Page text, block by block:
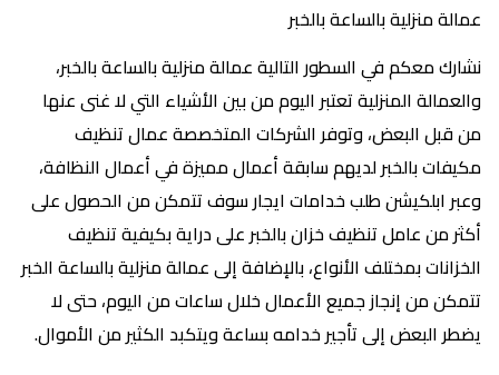
عمالة منزلية بالساعة بالخبر
نشارك معكم في السطور التالية عمالة منزلية بالساعة بالخبر،
والعمالة المنزلية تعتبر اليوم من بين الأشياء التي لا غنى عنها
من قبل البعض، وتوفر الشركات المتخصصة عمال تنظيف
مكيفات بالخبر لديهم سابقة أعمال مميزة في أعمال النظافة،
وعبر ابلكيشن طلب خدامات ايجار سوف تتمكن من الحصول على
أكثر من عامل تنظيف خزان بالخبر على دراية بكيفية تنظيف
الخزانات بمختلف الأنواع، بالإضافة إلى عمالة منزلية بالساعة الخبر
تتمكن من إنجاز جميع الأعمال خلال ساعات من اليوم، حتى لا
يضطر البعض إلى تأجير خدامه بساعة ويتكبد الكثير من الأموال.